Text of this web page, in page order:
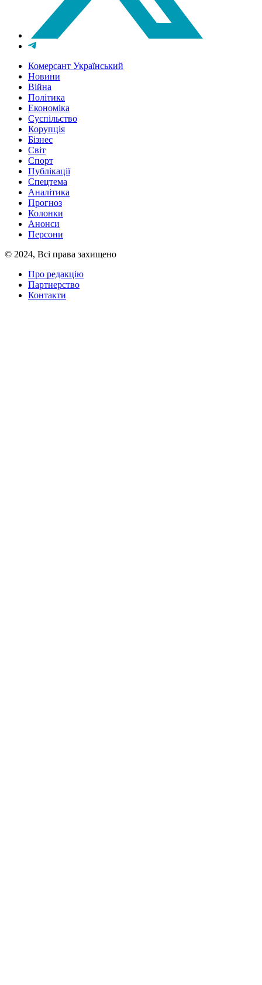
Комерсант Український
Новини
Війна
Політика
Економіка
Суспільство
Корупція
Бізнес
Світ
Спорт
Публікації
Спецтема
Аналітика
Прогноз
Колонки
Анонси
Персони
© 2024, Всі права захищено
Про редакцію
Партнерство
Контакти